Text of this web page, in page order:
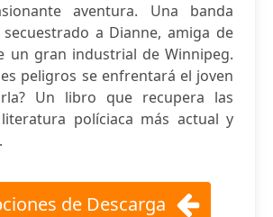
aventura. Una banda
a Dianne, amiga de
un gran industrial de Winnipeg.
peligros se enfrentará el joven
Un libro que recupera las
políciaca más actual y
de Descarga